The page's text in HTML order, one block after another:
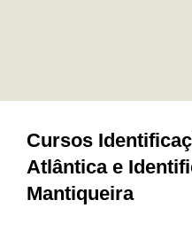
Cursos
Atlântica e
Mantiqueira